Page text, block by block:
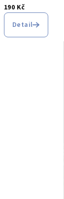
190 Kč
Detail